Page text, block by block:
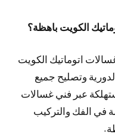
الكويت باهظة؟
اتوماتيك الكويت
وتصليح جميع
عبر فني غسالات
الفك والتركيب